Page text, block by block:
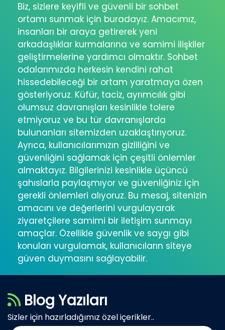
Biz, sizlere keyifli ve güvenli bir sohbet
ortamı sunmak için buradayız. Amacımız,
insanları bir araya getirerek yeni
arkadaşlıklar kurmalarına ve samimi ilişkiler
geliştirmelerine yardımcı olmaktır. Sohbet
odalarımızda herkesin kendini rahat
hissedebileceği bir ortam yaratmaya özen
gösteriyoruz. Küfür, taciz, ayrımcılık gibi
olumsuz davranışları kesinlikle tolere
etmiyoruz ve bu tür davranışlarda
bulunanları sitemizden uzaklaştırıyoruz.
Ayrıca, kullanıcılarımızın gizliliğini ve
güvenliğini sağlamak için çeşitli önlemler
almaktayız. Bilgilerinizi kesinlikle üçüncü
şahıslarla paylaşmıyor ve güvenliğiniz için
gerekli önlemleri alıyoruz. Bu mesaj, sitenizin
amacını ve değerlerini vurgulayarak
ziyaretçilere samimi bir iletişim sunmayı
amaçlar. Özellikle güvenlik ve saygı gibi
konuları vurgulamak, kullanıcıların siteye
güven duymasını sağlayabilir.
Blog Yazıları
Sizler için hazırladığımız özel içerikler..